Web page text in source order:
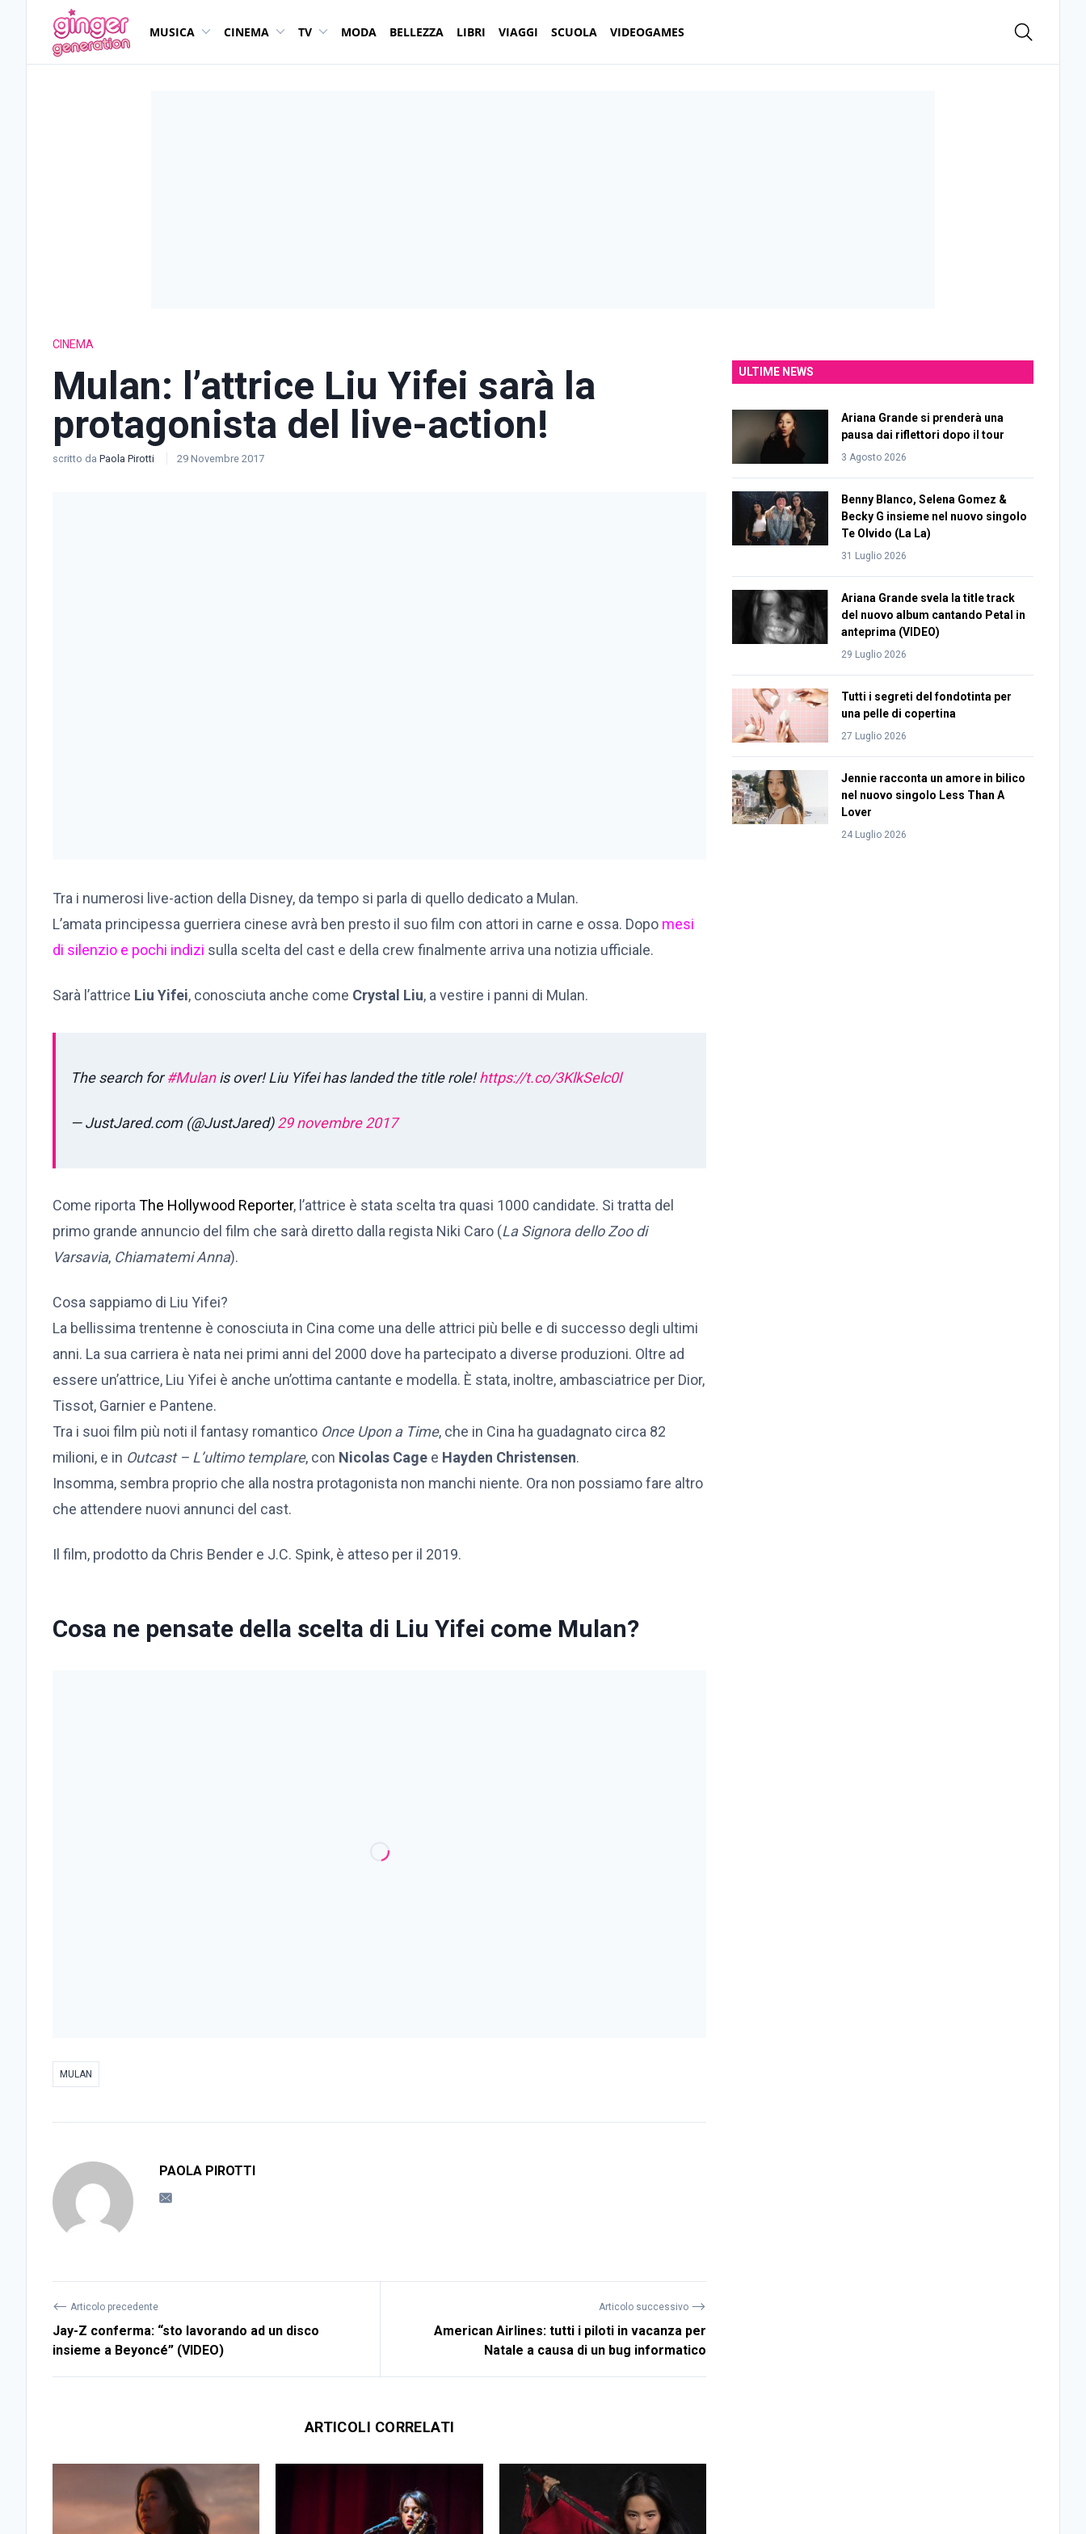
MUSICA CINEMA TV MODA BELLEZZA LIBRI VIAGGI SCUOLA VIDEOGAMES
CINEMA
Mulan: l’attrice Liu Yifei sarà la
protagonista del live-action!
scritto da Paola Pirotti 29 Novembre 2017
Tra i numerosi live-action della Disney, da tempo si parla di quello dedicato a Mulan.
L’amata principessa guerriera cinese avrà ben presto il suo film con attori in carne e ossa. Dopo mesi
di silenzio e pochi indizi sulla scelta del cast e della crew finalmente arriva una notizia ufficiale.
Sarà l’attrice Liu Yifei, conosciuta anche come Crystal Liu, a vestire i panni di Mulan.
The search for#Mulanis over! Liu Yifei has landed the title role!https://t.co/3KlkSelc0l
— JustJared.com (@JustJared)29 novembre 2017
Come riportaThe Hollywood Reporter, l’attrice è stata scelta tra quasi 1000 candidate. Si tratta del
primo grande annuncio del film che sarà diretto dalla regista Niki Caro (La Signora dello Zoo di
Varsavia, Chiamatemi Anna).
Cosa sappiamo di Liu Yifei?
La bellissima trentenne è conosciuta in Cina come una delle attrici più belle e di successo degli ultimi
anni. La sua carriera è nata nei primi anni del 2000 dove ha partecipato a diverse produzioni. Oltre ad
essere un’attrice, Liu Yifei è anche un’ottima cantante e modella. È stata, inoltre, ambasciatrice per Dior,
Tissot, Garnier e Pantene.
Tra i suoi film più noti il fantasy romantico Once Upon a Time, che in Cina ha guadagnato circa 82
milioni, e in Outcast – L’ultimo templare, con Nicolas Cage e Hayden Christensen.
Insomma, sembra proprio che alla nostra protagonista non manchi niente. Ora non possiamo fare altro
che attendere nuovi annunci del cast.
Il film, prodotto da Chris Bender e J.C. Spink, è atteso per il 2019.
Cosa ne pensate della scelta di Liu Yifei come Mulan?
MULAN
PAOLA PIROTTI
⟵ Articolo precedente
Jay-Z conferma: “sto lavorando ad un disco
insieme a Beyoncé” (VIDEO)
Articolo successivo ⟶
American Airlines: tutti i piloti in vacanza per
Natale a causa di un bug informatico
ARTICOLI CORRELATI
ULTIME NEWS
Ariana Grande si prenderà una
pausa dai riflettori dopo il tour
3 Agosto 2026
Benny Blanco, Selena Gomez &
Becky G insieme nel nuovo singolo
Te Olvido (La La)
31 Luglio 2026
Ariana Grande svela la title track
del nuovo album cantando Petal in
anteprima (VIDEO)
29 Luglio 2026
Tutti i segreti del fondotinta per
una pelle di copertina
27 Luglio 2026
Jennie racconta un amore in bilico
nel nuovo singolo Less Than A
Lover
24 Luglio 2026